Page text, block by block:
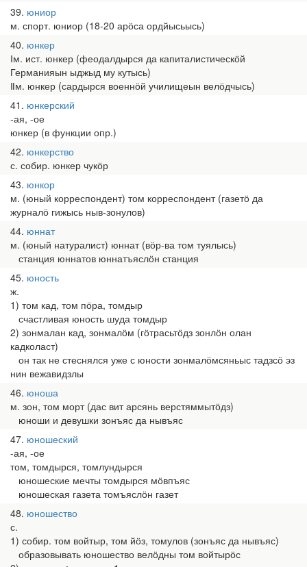
39 юниор
м. спорт. юниор (18-20 арӧса ордйысьысь)
40 юнкер
Ⅰм. ист. юнкер (феодалдырся да капиталистическӧй
Германияын ыджыд му кутысь)
Ⅱм. юнкер (сардырся военнӧй училищеын велӧдчысь)
41 юнкерский
-ая, -ое
юнкер (в функции опр.)
42 юнкерство
с. собир. юнкер чукӧр
43 юнкор
м. (юный корреспондент) том корреспондент (газетӧ да
журналӧ гижысь ныв-зонулов)
44 юннат
м. (юный натуралист) юннат (вӧр-ва том туялысь)
станция юннатов юннатъяслӧн станция
45 юность
ж.
1) том кад, том пӧра, томдыр
счастливая юность шуда томдыр
2) зонмалан кад, зонмалӧм (гӧтрасьтӧдз зонлӧн олан
кадколаст)
он так не стеснялся уже с юности зонмалӧмсяньыс тадзсӧ эз
нин вежавидзлы
46 юноша
м. зон, том морт (дас вит арсянь верстяммытӧдз)
юноши и девушки зонъяс да нывъяс
47 юношеский
-ая, -ое
том, томдырся, томлундырся
юношеские мечты томдырся мӧвпъяс
юношеская газета томъяслӧн газет
48 юношество
с.
1) собир. том войтыр, том йӧз, томулов (зонъяс да нывъяс)
образовывать юношество велӧдны том войтырӧс